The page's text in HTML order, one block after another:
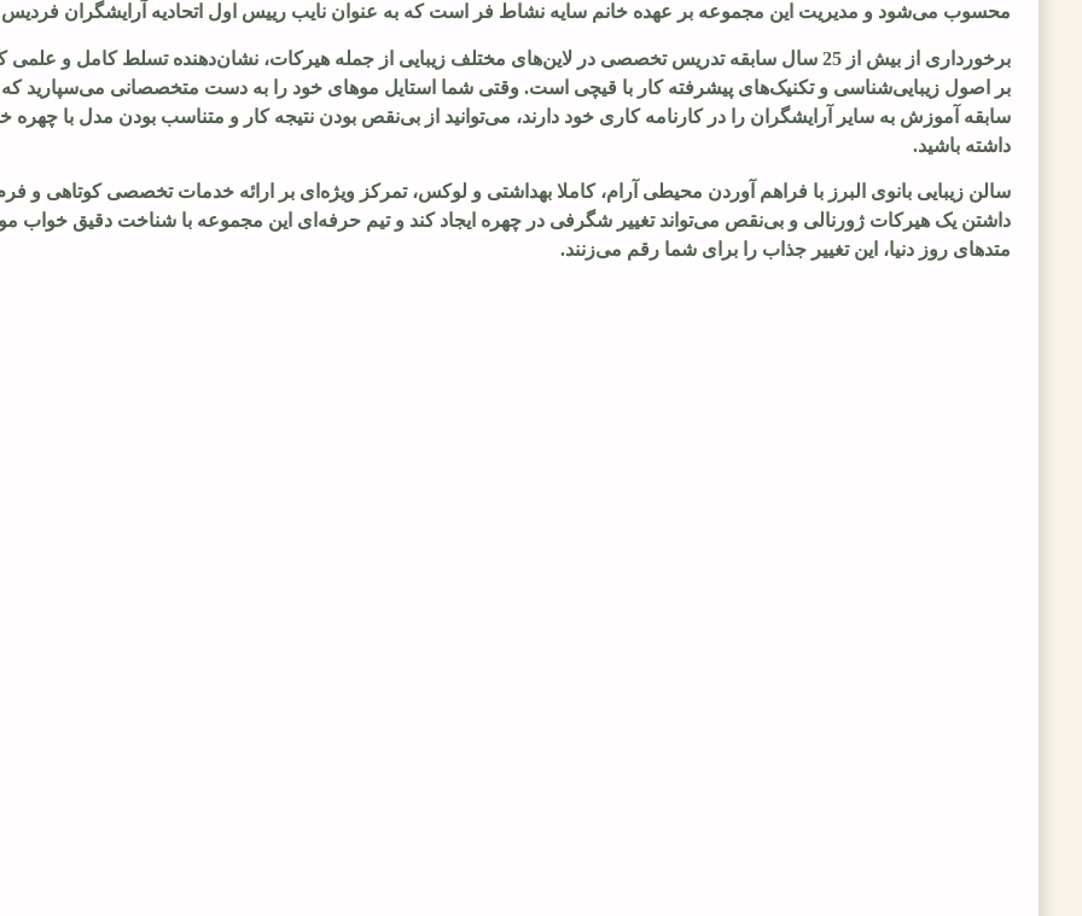
محسوب می‌شود و مدیریت این مجموعه بر عهده خانم سایه نشاط فر است که به عنوان نایب رییس اول اتحادیه آرایشگران فردیس
برخورداری از بیش از 25 سال سابقه تدریس تخصصی در لاین‌های مختلف زیبایی از جمله هیرکات، نشان‌دهنده تسلط کامل و
بر اصول زیبایی‌شناسی و تکنیک‌های پیشرفته کار با قیچی است. وقتی شما استایل موهای خود را به دست متخصصانی می‌سپارید
سابقه آموزش به سایر آرایشگران را در کارنامه کاری خود دارند، می‌توانید از بی‌نقص بودن نتیجه کار و متناسب بودن مدل با چهره
داشته باشید.
سالن زیبایی بانوی البرز با فراهم آوردن محیطی آرام، کاملا بهداشتی و لوکس، تمرکز ویژه‌ای بر ارائه خدمات تخصصی کوتاهی و
داشتن یک هیرکات ژورنالی و بی‌نقص می‌تواند تغییر شگرفی در چهره ایجاد کند و تیم حرفه‌ای این مجموعه با شناخت دقیق خواب مو
متدهای روز دنیا، این تغییر جذاب را برای شما رقم می‌زنند.